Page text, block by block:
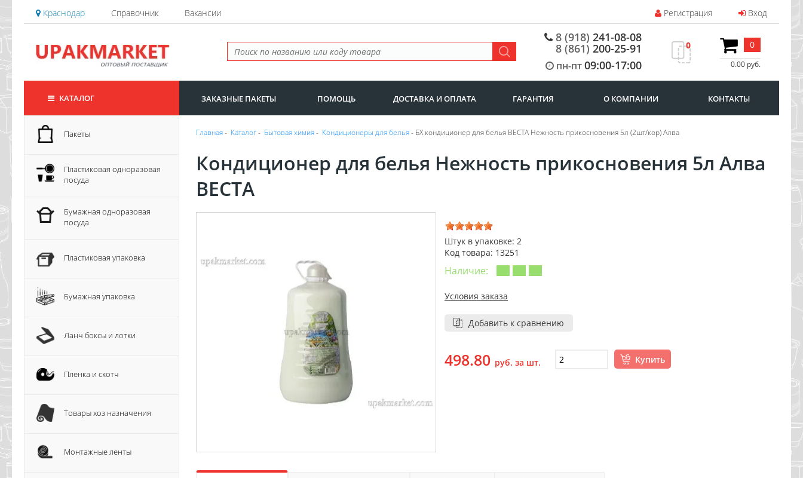
Краснодар Справочник Вакансии Регистрация Вход
8 (918) 241-08-08
8 (861) 200-25-91
пн-пт09:00-17:00
0 0
0.00 руб.
КАТАЛОГ ЗАКАЗНЫЕ ПАКЕТЫ ПОМОЩЬ ДОСТАВКА И ОПЛАТА ГАРАНТИЯ О КОМПАНИИ КОНТАКТЫ
Пакеты
Пластиковая одноразовая
посуда
Бумажная одноразовая
посуда
Пластиковая упаковка
Бумажная упаковка
Ланч боксы и лотки
Пленка и скотч
Товары хоз назначения
Монтажные ленты
Главная- Каталог- Бытовая химия- Кондиционеры для белья- БХ кондиционер для белья ВЕСТА Нежность прикосновения 5л (2шт/кор) Алва
Кондиционер для белья Нежность прикосновения 5л Алва
ВЕСТА
Штук в упаковке: 2
Код товара: 13251
Наличие:
Условия заказа
Добавить к сравнению
498.80 руб. за шт. Купить